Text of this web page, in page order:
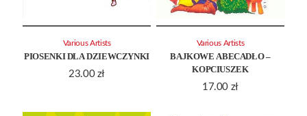
PIOSENKI DLA DZIEWCZYNKI
23.00 zł
Various Artists
BAJKOWE ABECADŁO –
KOPCIUSZEK
17.00 zł
Various Artists